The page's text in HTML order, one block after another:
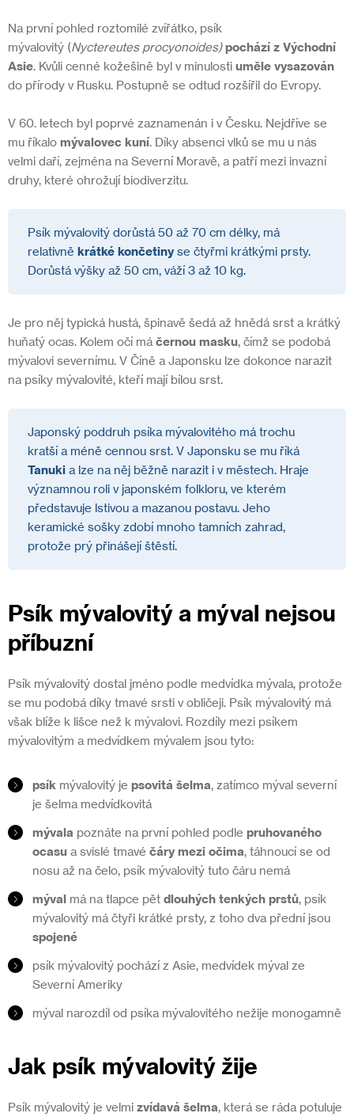
Na první pohled roztomilé zvířátko, psík
mývalovitý (Nyctereutes procyonoides) pochází z Východní
Asie. Kvůli cenné kožešině byl v minulosti uměle vysazován
do přírody v Rusku. Postupně se odtud rozšířil do Evropy.
V 60. letech byl poprvé zaznamenán i v Česku. Nejdříve se
mu říkalo mývalovec kuní. Díky absenci vlků se mu u nás
velmi daří, zejména na Severní Moravě, a patří mezi invazní
druhy, které ohrožují biodiverzitu.
Psík mývalovitý dorůstá 50 až 70 cm délky, má
relativně krátké končetinyse čtyřmi krátkými prsty.
Dorůstá výšky až 50 cm, váží 3 až 10 kg.
Je pro něj typická hustá, špinavě šedá až hnědá srst a krátký
huňatý ocas. Kolem očí máčernou masku, čímž se podobá
mývalovi severnímu. V Číně a Japonsku lze dokonce narazit
na psíky mývalovité, kteří mají bílou srst.
Japonský poddruh psíka mývalovitého má trochu
kratší a méně cennou srst. V Japonsku se mu říká
Tanuki a lze na něj běžně narazit i v městech. Hraje
významnou roli v japonském folkloru, ve kterém
představuje lstivou a mazanou postavu. Jeho
keramické sošky zdobí mnoho tamních zahrad,
protože prý přinášejí štěstí.
Psík mývalovitý a mýval nejsou
příbuzní
Psík mývalovitý dostal jméno podle medvídka mývala, protože
se mu podobá díky tmavé srsti v obličeji. Psík mývalovitý má
však blíže k lišce než k mývalovi. Rozdíly mezi psíkem
mývalovitým a medvídkem mývalem jsou tyto:
psík mývalovitý je psovitá šelma, zatímco mýval severní
je šelma medvídkovitá
mývala poznáte na první pohled podle pruhovaného
ocasu a svislé tmavé čáry mezi očima, táhnoucí se od
nosu až na čelo, psík mývalovitý tuto čáru nemá
mýval má na tlapce pět dlouhých tenkých prstů, psík
mývalovitý má čtyři krátké prsty, z toho dva přední jsou
spojené
psík mývalovitý pochází z Asie, medvídek mýval ze
Severní Ameriky
mýval narozdíl od psíka mývalovitého nežije monogamně
Jak psík mývalovitý žije
Psík mývalovitý je velmi zvídavá šelma, která se ráda potuluje